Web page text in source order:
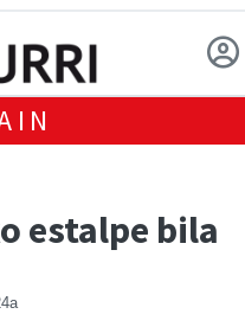
estalpe bila